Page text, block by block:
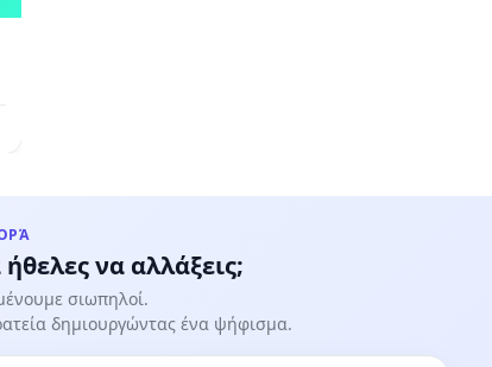
να αλλάξεις;
σιωπηλοί.
δημιουργώντας ένα ψήφισμα.